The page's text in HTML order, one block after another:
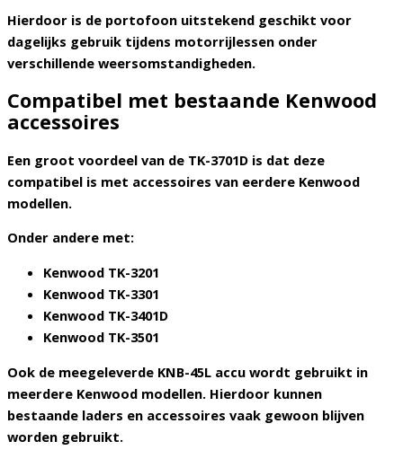
Hierdoor is de portofoon uitstekend geschikt voor
dagelijks gebruik tijdens motorrijlessen onder
verschillende weersomstandigheden.
Compatibel met bestaande Kenwood
accessoires
Een groot voordeel van de TK-3701D is dat deze
compatibel is met accessoires van eerdere Kenwood
modellen.
Onder andere met:
Kenwood TK-3201
Kenwood TK-3301
Kenwood TK-3401D
Kenwood TK-3501
Ook de meegeleverde KNB-45L accu wordt gebruikt in
meerdere Kenwood modellen. Hierdoor kunnen
bestaande laders en accessoires vaak gewoon blijven
worden gebruikt.